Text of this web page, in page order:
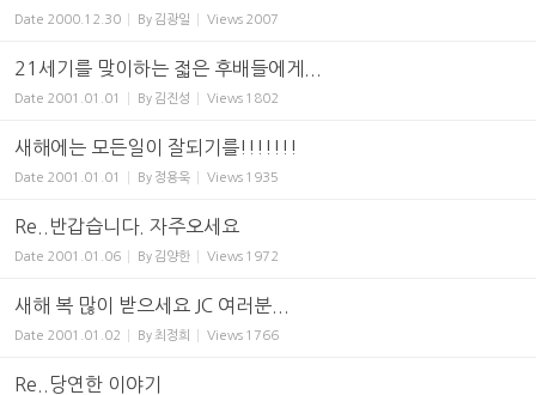
Date 2000.12.30 By 김광일 Views 2007
21세기를 맞이하는 젋은 후배들에게...
Date 2001.01.01 By 김진성 Views 1802
새해에는 모든일이 잘되기를!!!!!!!
Date 2001.01.01 By 정용욱 Views 1935
Re..반갑습니다. 자주오세요
Date 2001.01.06 By 김양한 Views 1972
새해 복 많이 받으세요 JC 여러분...
Date 2001.01.02 By최정희 Views 1766
Re..당연한 이야기